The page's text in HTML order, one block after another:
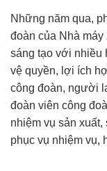
Những năm qua,
đoàn của Nhà
sáng tạo với nhiều
vệ quyền, lợi ích
công đoàn, người
đoàn viên công
nhiệm vụ sản
phục vụ nhiệm vụ,